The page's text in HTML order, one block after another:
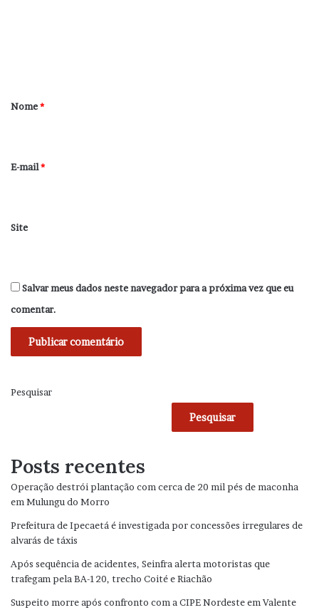
r
*
Nome*
E-mail*
Site
Salvar meus dados neste navegador para a próxima vez que eu
comentar.
Pesquisar
Pesquisar
Posts recentes
Operação destrói plantação com cerca de 20 mil pés de maconha
em Mulungu do Morro
Prefeitura de Ipecaetá é investigada por concessões irregulares de
alvarás de táxis
Após sequência de acidentes, Seinfra alerta motoristas que
trafegam pela BA-120, trecho Coité e Riachão
Suspeito morre após confronto com a CIPE Nordeste em Valente